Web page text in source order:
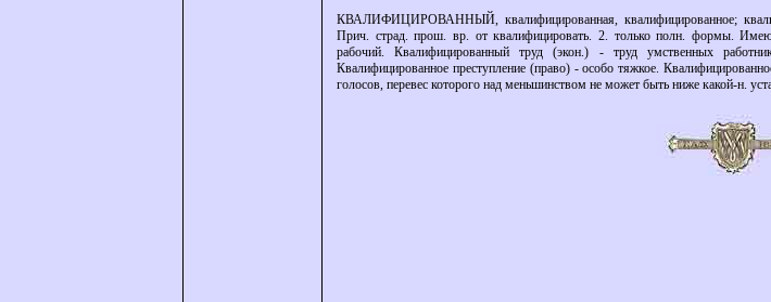
КВАЛИФИЦИРОВАННЫЙ, квалифицированная, квалифицированное;
Прич. страд. прош. вр. от квалифицировать. 2. только полн. формы.
рабочий. Квалифицированный труд (экон.) - труд умственных
Квалифицированное преступление (право) - особо тяжкое.
голосов, перевес которого над меньшинством не может быть ниже какой-н.